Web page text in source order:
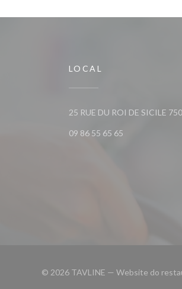
LOCAL
25 RUE DU ROI DE SICILE
09 86 55 65 65
© 2026 TAVLINE — Website do